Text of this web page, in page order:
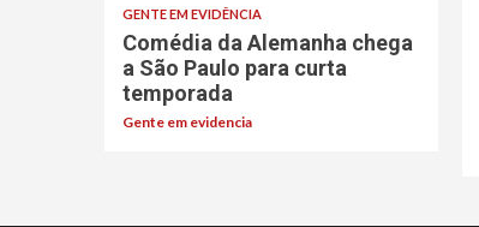
GENTE EM EVIDÊNCIA
Comédia da Alemanha chega
a São Paulo para curta
temporada
Gente em evidencia